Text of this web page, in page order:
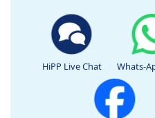
HiPP Live Chat Whats-